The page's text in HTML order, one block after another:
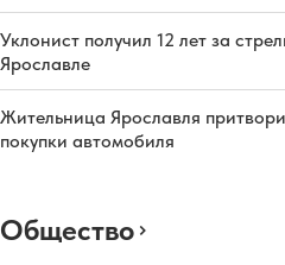
Уклонист получил 12 лет за
Ярославле
Жительница Ярославля
покупки автомобиля
Общество